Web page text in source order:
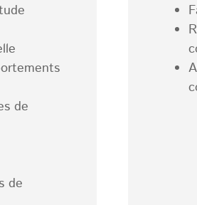
de
de